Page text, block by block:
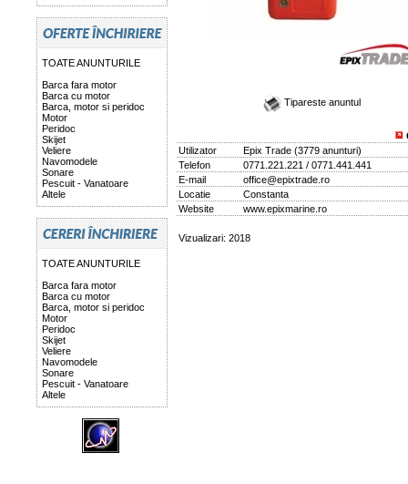
TOATE ANUNTURILE
Barca fara motor
Barca cu motor
Barca, motor si peridoc
Motor
Peridoc
Skijet
Veliere
Navomodele
Sonare
Pescuit - Vanatoare
Altele
TOATE ANUNTURILE
Barca fara motor
Barca cu motor
Barca, motor si peridoc
Motor
Peridoc
Skijet
Veliere
Navomodele
Sonare
Pescuit - Vanatoare
Altele
Tipareste anuntul
Utilizator
Epix Trade (3779 anunturi)
Telefon
0771.221.221 / 0771.441.441
E-mail
office@epixtrade.ro
Locatie
Constanta
Website
www.epixmarine.ro
Vizualizari: 2018